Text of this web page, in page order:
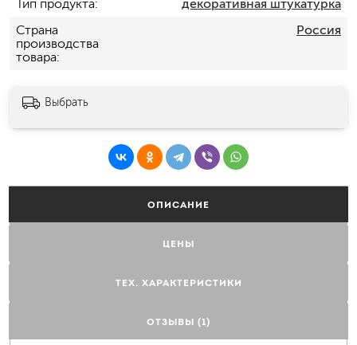
Тип продукта
декоративная штукатурка
Страна
производства
товара
Россия
Выбрать
ОПИСАНИЕ
ЦЕНЫ
ТЕХ. ХАРАКТЕРИСТИКИ
ОТЗЫВЫ (1)